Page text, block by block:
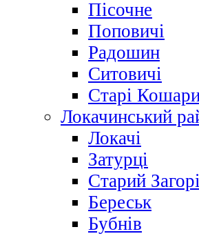
Пісочне
Поповичі
Радошин
Ситовичі
Старі
Локачинський
Локачі
Затурці
Старий
Береськ
Бубнів